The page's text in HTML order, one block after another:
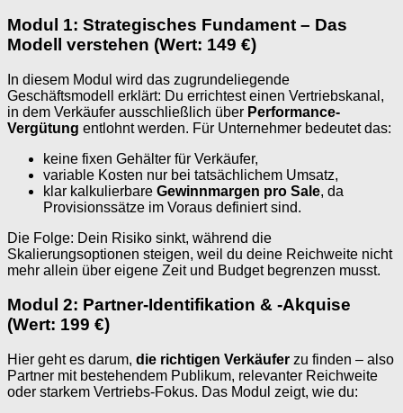
Modul 1: Strategisches Fundament – Das
Modell verstehen (Wert: 149 €)
In diesem Modul wird das zugrundeliegende
Geschäftsmodell erklärt: Du errichtest einen Vertriebskanal,
in dem Verkäufer ausschließlich über Performance-
Vergütung entlohnt werden. Für Unternehmer bedeutet das:
keine fixen Gehälter für Verkäufer,
variable Kosten nur bei tatsächlichem Umsatz,
klar kalkulierbare Gewinnmargen pro Sale, da
Provisionssätze im Voraus definiert sind.
Die Folge: Dein Risiko sinkt, während die
Skalierungsoptionen steigen, weil du deine Reichweite nicht
mehr allein über eigene Zeit und Budget begrenzen musst.
Modul 2: Partner-Identifikation & -Akquise
(Wert: 199 €)
Hier geht es darum, die richtigen Verkäufer zu finden – also
Partner mit bestehendem Publikum, relevanter Reichweite
oder starkem Vertriebs-Fokus. Das Modul zeigt, wie du: